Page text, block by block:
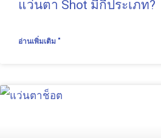
แว่นตา Shot มีกี่ประเภท?
อ่านเพิ่มเติม "